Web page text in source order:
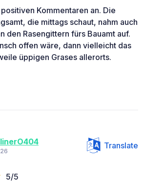
Kommentaren an. Die
die mittags schaut, nahm auch
den Rasengittern fürs Bauamt auf.
offen wäre, dann vielleicht das
üppigen Grases allerorts.
Translate
5/5